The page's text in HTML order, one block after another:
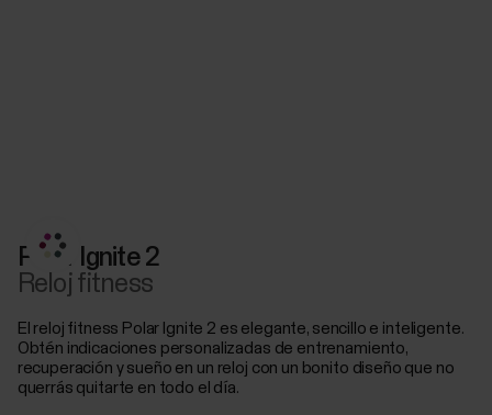
Polar Ignite 2
Reloj fitness
El reloj fitness Polar Ignite 2 es elegante, sencillo e inteligente.
Obtén indicaciones personalizadas de entrenamiento,
recuperación y sueño en un reloj con un bonito diseño que no
querrás quitarte en todo el día.